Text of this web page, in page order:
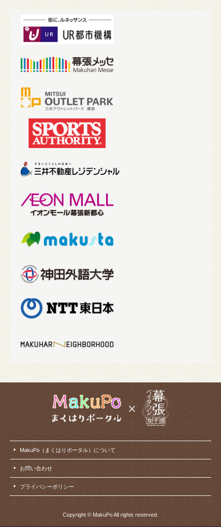
MakuPo（まくはりポータル）について
お問い合わせ
プライバシーポリシー
Copyright © MakuPo All rights reserved.